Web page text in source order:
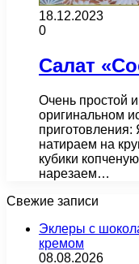
18.12.2023
0
Салат
Очень простой
оригинальном
натираем на
кубики
нарезаем…
Свежие записи
Эклеры с
кремом
08.08.2026